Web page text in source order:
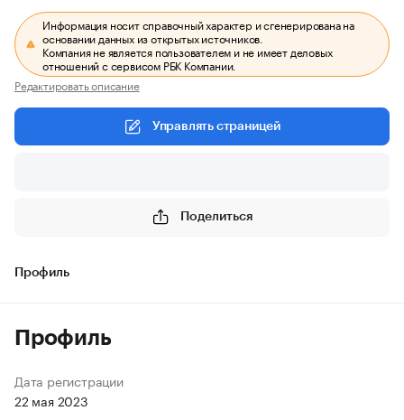
Информация носит справочный характер и сгенерирована на
основании данных из открытых источников.
Компания не является пользователем и не имеет деловых
отношений с сервисом РБК Компании.
Редактировать описание
Управлять страницей
Поделиться
Профиль
Профиль
Дата регистрации
22 мая 2023